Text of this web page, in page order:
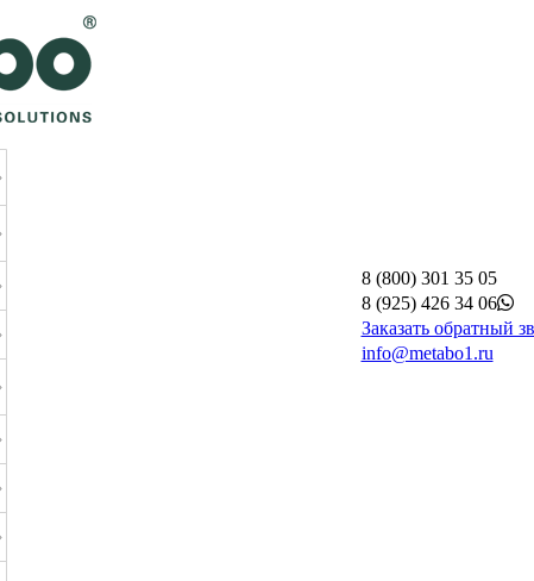
8 (800) 301 35 05
8 (925) 426 34 06
Заказать обратный
info@metabo1.ru